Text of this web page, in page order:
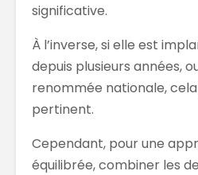
significative.
À l’inverse, si elle est
depuis plusieurs années,
renommée nationale,
pertinent.
Cependant, pour une
équilibrée, combiner les